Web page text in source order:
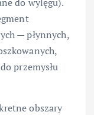
do wylęgu).
— płynnych,
przemysłu
obszary